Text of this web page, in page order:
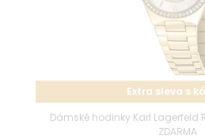
Extra sleva s
Dámské hodinky Karl Lagerfeld
ZDARMA